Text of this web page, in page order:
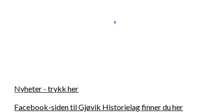
Nyheter - trykk her
Facebook-siden til Gjøvik Historielag finner du her